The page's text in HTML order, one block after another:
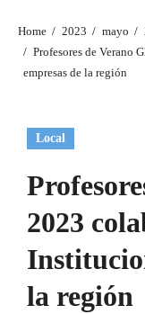
Home 2023 mayo
Profesores de Verano
empresas de la región
Local
2023
la región